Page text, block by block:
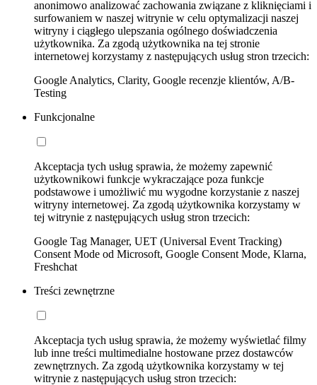
anonimowo analizować zachowania związane z kliknięciami i
surfowaniem w naszej witrynie w celu optymalizacji naszej
witryny i ciągłego ulepszania ogólnego doświadczenia
użytkownika. Za zgodą użytkownika na tej stronie
internetowej korzystamy z następujących usług stron trzecich:
Google Analytics, Clarity, Google recenzje klientów, A/B-
Testing
Funkcjonalne
Akceptacja tych usług sprawia, że możemy zapewnić
użytkownikowi funkcje wykraczające poza funkcje
podstawowe i umożliwić mu wygodne korzystanie z naszej
witryny internetowej. Za zgodą użytkownika korzystamy w
tej witrynie z następujących usług stron trzecich:
Google Tag Manager, UET (Universal Event Tracking)
Consent Mode od Microsoft, Google Consent Mode, Klarna,
Freshchat
Treści zewnętrzne
Akceptacja tych usług sprawia, że możemy wyświetlać filmy
lub inne treści multimedialne hostowane przez dostawców
zewnętrznych. Za zgodą użytkownika korzystamy w tej
witrynie z następujących usług stron trzecich: